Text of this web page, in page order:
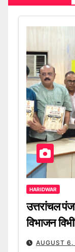
HARIDWAR
उत्तरांचल
विभाजन
AUGUST